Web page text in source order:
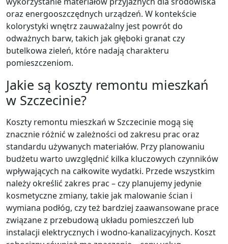
oraz energooszczędnych urządzeń. W kontekście
kolorystyki wnętrz zauważalny jest powrót do
odważnych barw, takich jak głęboki granat czy
butelkowa zieleń, które nadają charakteru
pomieszczeniom.
Jakie są koszty remontu mieszkań
w Szczecinie?
Koszty remontu mieszkań w Szczecinie mogą się
znacznie różnić w zależności od zakresu prac oraz
standardu używanych materiałów. Przy planowaniu
budżetu warto uwzględnić kilka kluczowych czynników
wpływających na całkowite wydatki. Przede wszystkim
należy określić zakres prac – czy planujemy jedynie
kosmetyczne zmiany, takie jak malowanie ścian i
wymiana podłóg, czy też bardziej zaawansowane prace
związane z przebudową układu pomieszczeń lub
instalacji elektrycznych i wodno-kanalizacyjnych. Koszt